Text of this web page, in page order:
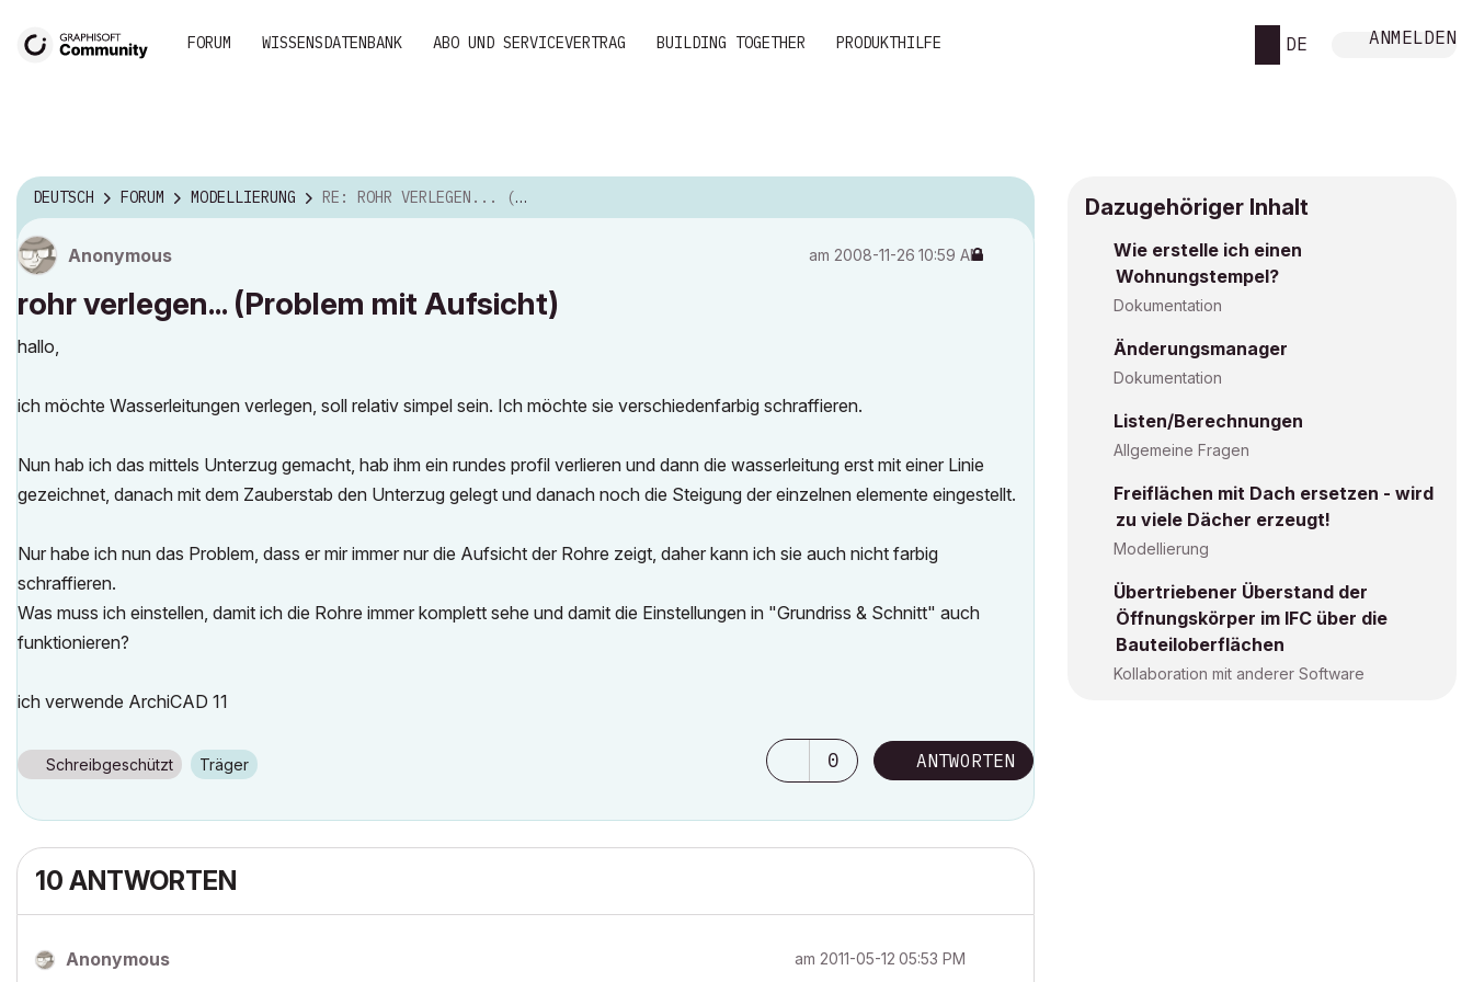
FORUM WISSENSDATENBANK ABO UND SERVICEVERTRAG BUILDING TOGETHER PRODUKTHILFE DE ANMELDEN
DEUTSCH FORUM MODELLIERUNG RE: ROHR VERLEGEN... (PROBLEM MIT AUFSICHT)
Anonymous am ‎2008-11-26 10:59 AM
rohr verlegen... (Problem mit Aufsicht)
hallo,
ich möchte Wasserleitungen verlegen, soll relativ simpel sein. Ich möchte sie verschiedenfarbig schraffieren.
Nun hab ich das mittels Unterzug gemacht, hab ihm ein rundes profil verlieren und dann die wasserleitung erst mit einer Linie
gezeichnet, danach mit dem Zauberstab den Unterzug gelegt und danach noch die Steigung der einzelnen elemente eingestellt.
Nur habe ich nun das Problem, dass er mir immer nur die Aufsicht der Rohre zeigt, daher kann ich sie auch nicht farbig
schraffieren.
Was muss ich einstellen, damit ich die Rohre immer komplett sehe und damit die Einstellungen in "Grundriss & Schnitt" auch
funktionieren?
ich verwende ArchiCAD 11
Schreibgeschützt Träger 0 ANTWORTEN
10 ANTWORTEN
Anonymous am ‎2011-05-12 05:53 PM
Dazugehöriger Inhalt
Wie erstelle ich einen
Wohnungstempel?
Dokumentation
Änderungsmanager
Dokumentation
Listen/Berechnungen
Allgemeine Fragen
Freiflächen mit Dach ersetzen - wird
zu viele Dächer erzeugt!
Modellierung
Übertriebener Überstand der
Öffnungskörper im IFC über die
Bauteiloberflächen
Kollaboration mit anderer Software